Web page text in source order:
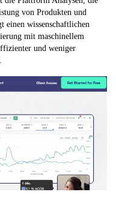
von Produkten und
einen wissenschaftlichen
mit maschinellem
und weniger